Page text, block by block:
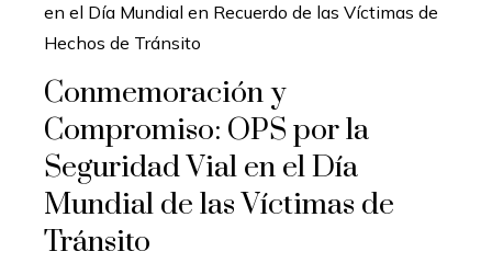
Conmemoración y
Compromiso: OPS por la
Seguridad Vial en el Día
Mundial de las Víctimas de
Tránsito